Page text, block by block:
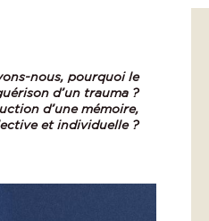
nous, pourquoi le
d’un trauma ?
d’une mémoire,
et individuelle ?